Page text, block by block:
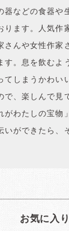
器などの食器や
ります。人気作
さんや女性作家
す。息を飲むよ
てしまうかわい
で、楽しんで見
がわたしの宝物
いができたら、
お気に入り